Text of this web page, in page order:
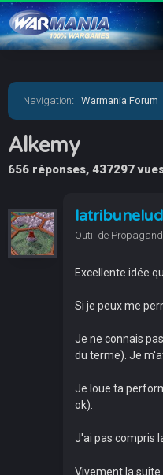
Navigation: Warmania Forum
Alkemy
656 réponses, 437297
Outil de
Excellente idée
Si je peux me
Je ne connais
du terme). Je
Je loue ta
ok).
J'ai pas compris
Vivement la suite